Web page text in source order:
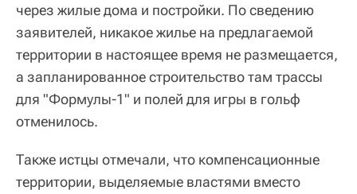
через жилые дома и постройки. По сведению
заявителей, никакое жилье на предлагаемой
территории в настоящее время не размещается,
а запланированное строительство там трассы
для "Формулы-1" и полей для игры в гольф
отменилось.
Также истцы отмечали, что компенсационные
территории, выделяемые властями вместо